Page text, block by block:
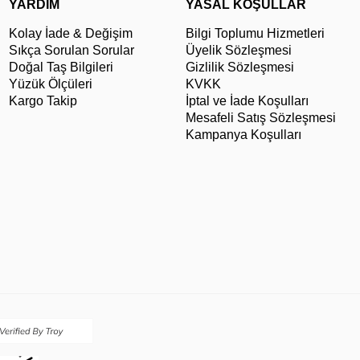
YARDIM
Kolay İade & Değişim
Sıkça Sorulan Sorular
Doğal Taş Bilgileri
Yüzük Ölçüleri
Kargo Takip
YASAL KOŞULLAR
Bilgi Toplumu Hizmetleri
Üyelik Sözleşmesi
Gizlilik Sözleşmesi
KVKK
İptal ve İade Koşulları
Mesafeli Satış Sözleşmesi
Kampanya Koşulları